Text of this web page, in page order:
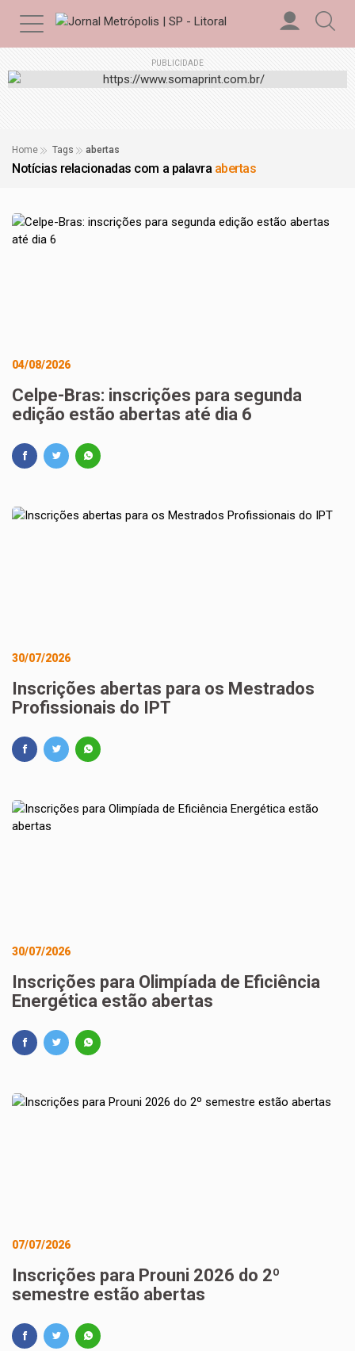
PUBLICIDADE
Home Tags abertas
Notícias relacionadas com a palavra abertas
04/08/2026
Celpe-Bras: inscrições para segunda
edição estão abertas até dia 6
30/07/2026
Inscrições abertas para os Mestrados
Profissionais do IPT
30/07/2026
Inscrições para Olimpíada de Eficiência
Energética estão abertas
07/07/2026
Inscrições para Prouni 2026 do 2º
semestre estão abertas